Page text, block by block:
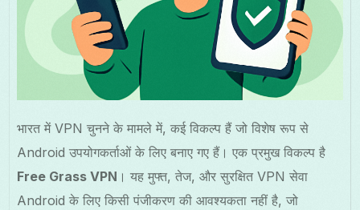
भारत में VPN चुनने के मामले में, कई विकल्प हैं जो विशेष रूप से
Android उपयोगकर्ताओं के लिए बनाए गए हैं। एक प्रमुख विकल्प है
Free Grass VPN । यह मुफ्त, तेज, और सुरक्षित VPN सेवा
Android के लिए किसी पंजीकरण की आवश्यकता नहीं है, जो